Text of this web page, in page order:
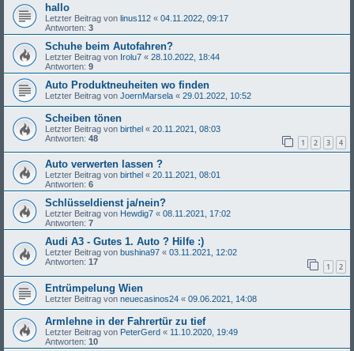
hallo
Letzter Beitrag von linus112 « 04.11.2022, 09:17
Antworten: 3
Schuhe beim Autofahren?
Letzter Beitrag von Irolu7 « 28.10.2022, 18:44
Antworten: 9
Auto Produktneuheiten wo finden
Letzter Beitrag von JoernMarsela « 29.01.2022, 10:52
Scheiben tönen
Letzter Beitrag von birthel « 20.11.2021, 08:03
Antworten: 48 1 2 3 4
Auto verwerten lassen ?
Letzter Beitrag von birthel « 20.11.2021, 08:01
Antworten: 6
Schlüsseldienst ja/nein?
Letzter Beitrag von Hewdig7 « 08.11.2021, 17:02
Antworten: 7
Audi A3 - Gutes 1. Auto ? Hilfe :)
Letzter Beitrag von bushina97 « 03.11.2021, 12:02
Antworten: 17 1 2
Entrümpelung Wien
Letzter Beitrag von neuecasinos24 « 09.06.2021, 14:08
Armlehne in der Fahrertür zu tief
Letzter Beitrag von PeterGerd « 11.10.2020, 19:49
Antworten: 10